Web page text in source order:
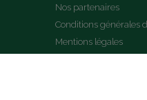
Nos partenaires
Conditions générales
Mentions légales